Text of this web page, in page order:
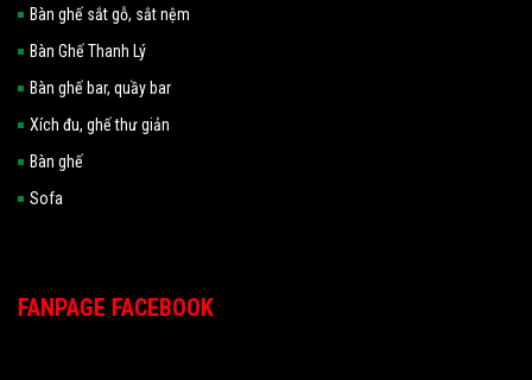
Bàn ghế sắt gỗ, sắt nệm
Bàn Ghế Thanh Lý
Bàn ghế bar, quầy bar
Xích đu, ghế thư giản
Bàn ghế
Sofa
FANPAGE FACEBOOK